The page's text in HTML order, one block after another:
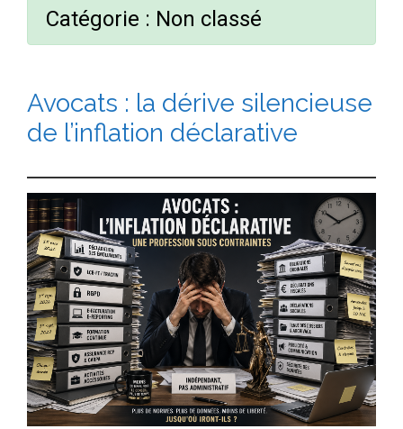
Catégorie : Non classé
Avocats : la dérive silencieuse
de l’inflation déclarative